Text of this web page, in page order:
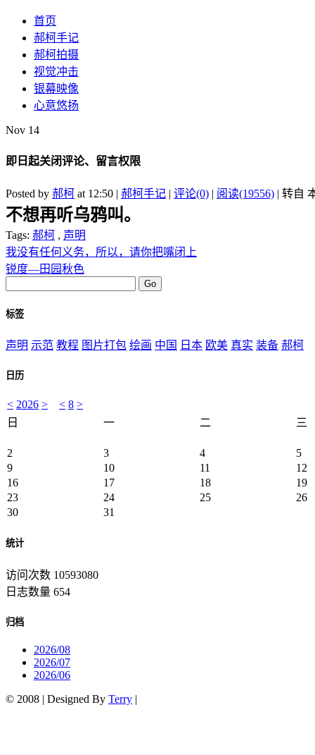
首页
郝柯手记
郝柯拍摄
视觉冲击
银幕映像
心意悠扬
Nov 14
即日起关闭评论、留言权限
Posted by 郝柯 at 12:50 | 郝柯手记 | 评论(0) | 阅读(19556) | 转自
不想再听乌鸦叫。
Tags: 郝柯 , 声明
我没有任何义务，所以，请你把嘴闭上
锐度—田园秋色
标签
声明 示范 教程 图片打包 绘画 中国 日本 欧美 真实 装备 郝柯
日历
< 2026 > < 8 >
日
一 二 三
2 3 4
5
9
10 11
12
16
17 18
19
23
24 25
26
30
31
统计
访问次数 10593080
日志数量 654
归档
2026/08
2026/07
2026/06
© 2008 | Designed By Terry |